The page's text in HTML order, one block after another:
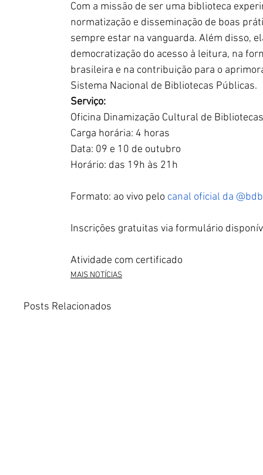
Com a missão de ser uma biblioteca
normatização e disseminação de boas
sempre estar na vanguarda. Além disso,
democratização do acesso à leitura, na
brasileira e na contribuição para o
Sistema Nacional de Bibliotecas Públicas.
Serviço:
Oficina Dinamização Cultural de Bibliotecas
Carga horária: 4 horas
Data: 09 e 10 de outubro
Horário: das 19h às 21h
Formato: ao vivo pelo canal oficial da
Inscrições gratuitas via formulário
Atividade com certificado
MAIS NOTÍCIAS
Posts Relacionados